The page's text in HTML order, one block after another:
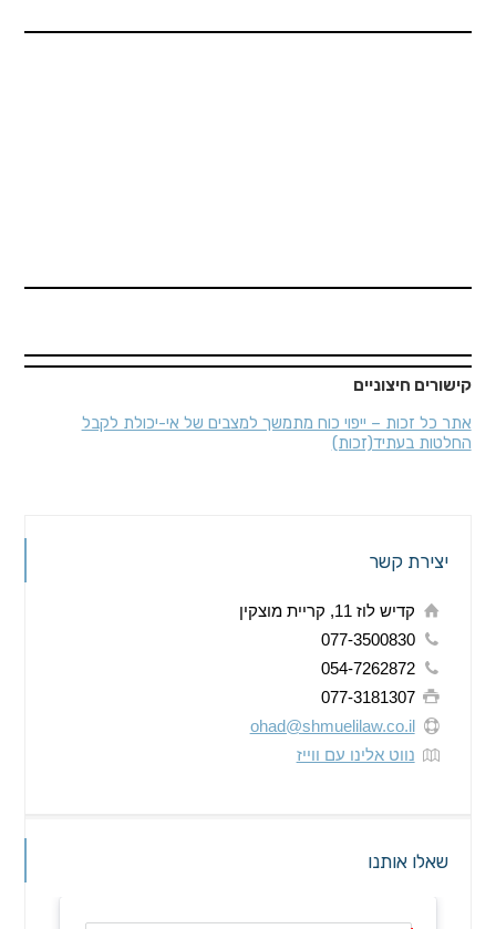
קישורים חיצוניים
אתר כל זכות – ייפוי כוח מתמשך למצבים של אי-יכולת לקבל
החלטות בעתיד(זכות)
יצירת קשר
קדיש לוז 11, קריית מוצקין
077-3500830
054-7262872
077-3181307
ohad@shmuelilaw.co.il
נווט אלינו עם ווייז
שאלו אותנו